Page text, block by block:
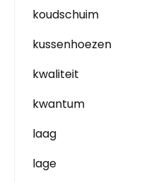
koudschuim
kussenhoezen
kwaliteit
kwantum
laag
lage